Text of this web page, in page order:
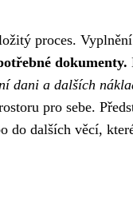
proces.
dokumenty.
dani a dalších
pro sebe.
do dalších věcí,